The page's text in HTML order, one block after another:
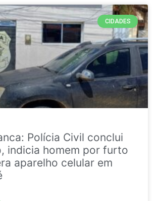
CIDADES
Polícia Civil conclui
indicia homem por furto
aparelho celular em